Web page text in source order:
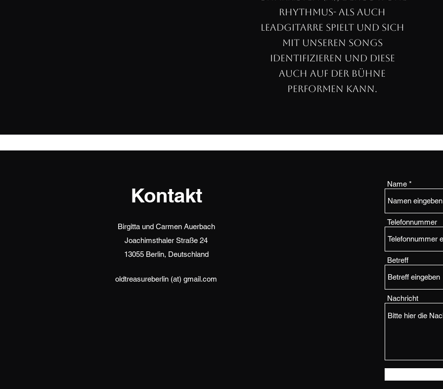
Rhythmus- als auch
Leadgitarre spielt und sich
mit unseren Songs
identifizieren und diese
auch auf der Bühne
performen kann.
Kontakt
Birgitta und Carmen Auerbach
Joachimsthaler Straße 24
13055 Berlin, Deutschland
oldtreasureberlin (at) gmail.com
Name
Telefonnummer
Betreff
Nachricht